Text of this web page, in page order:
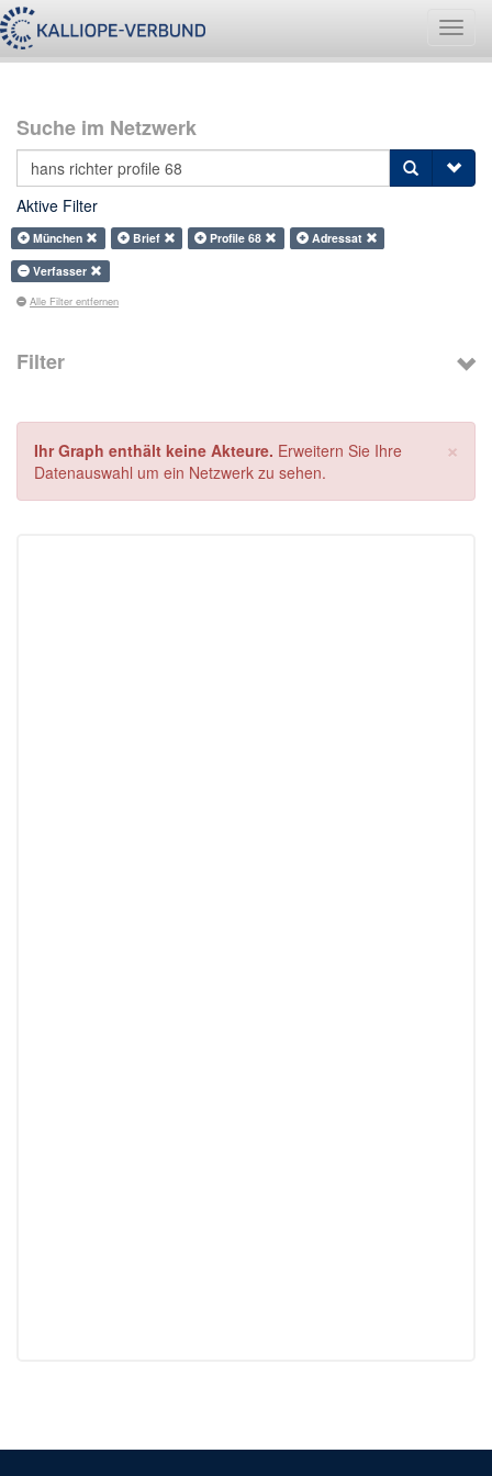
Suche im Netzwerk
Aktive Filter
München Brief Profile 68
Adressat
Verfasser
Alle Filter entfernen
Filter
×
Ihr Graph enthält keine Akteure. Erweitern Sie Ihre
Datenauswahl um ein Netzwerk zu sehen.